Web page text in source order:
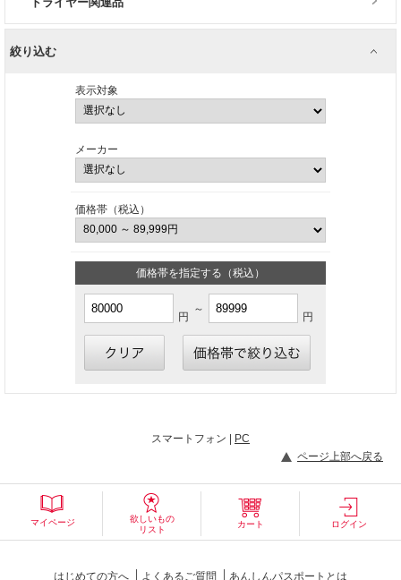
絞り込む
表示対象
メーカー
価格帯（税込）
価格帯を指定する（税込）
円
～
円
スマートフォン | PC
ページ上部へ戻る
マイページ
欲しいもの
リスト
カート ログイン
はじめての方へ よくあるご質問 あんしんパスポートとは